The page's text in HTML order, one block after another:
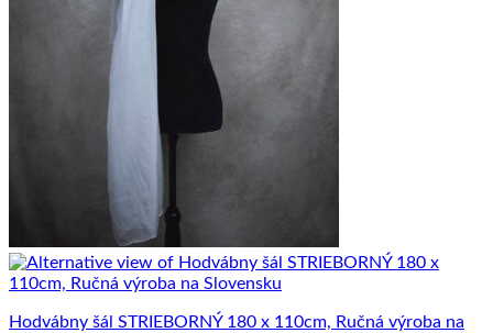
Hodvábny šál STRIEBORNÝ 180 x 110cm, Ručná výroba na